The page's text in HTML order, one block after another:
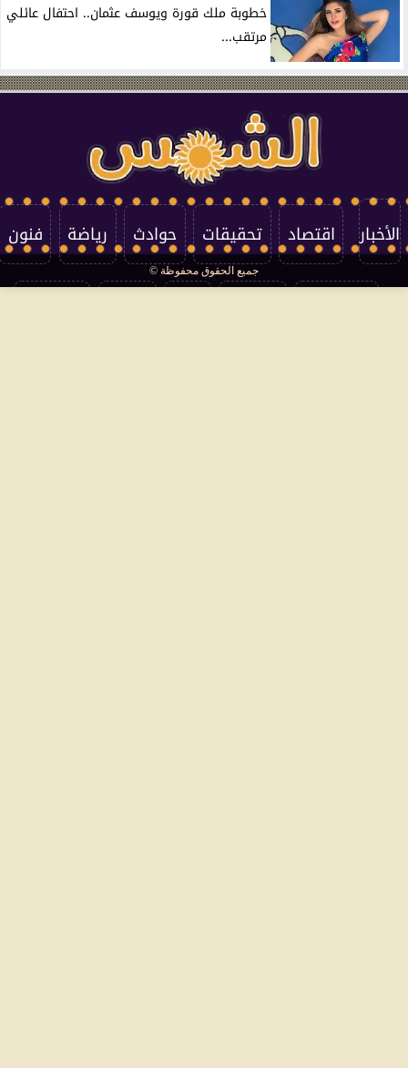
خطوبة ملك قورة ويوسف عثمان.. احتفال عائلي
مرتقب...
الأخبار اقتصاد تحقيقات حوادث رياضة فنون
جميع الحقوق محفوظة ©